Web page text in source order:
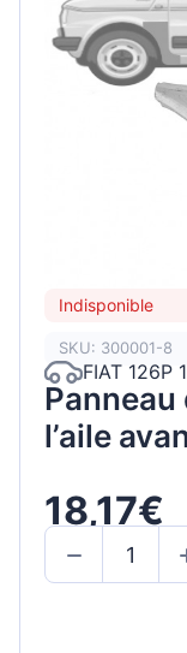
Indisponible
SKU: 300001-8
FIAT 126P
l’aile
18,17€